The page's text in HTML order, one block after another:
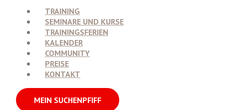
TRAINING
SEMINARE UND KURSE
TRAININGSFERIEN
KALENDER
COMMUNITY
PREISE
KONTAKT
MEIN SUCHENPFIFF